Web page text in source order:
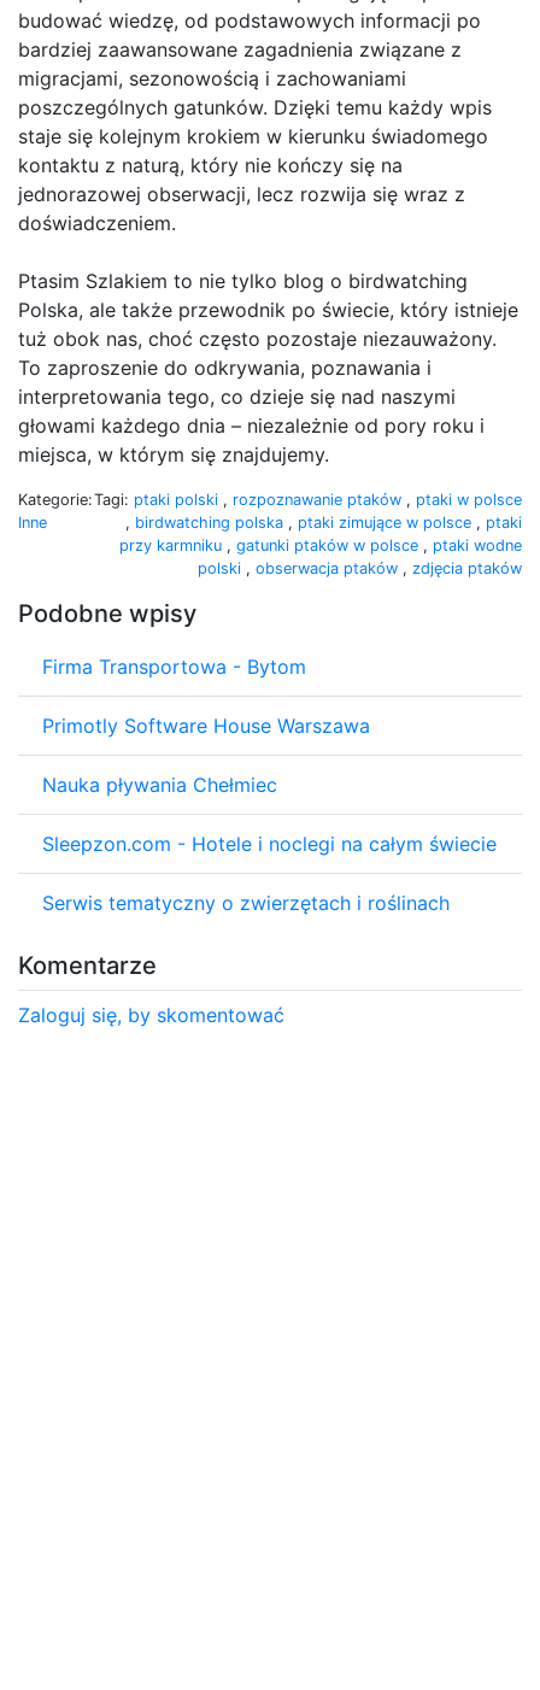
budować wiedzę, od podstawowych informacji po
bardziej zaawansowane zagadnienia związane z
migracjami, sezonowością i zachowaniami
poszczególnych gatunków. Dzięki temu każdy wpis
staje się kolejnym krokiem w kierunku świadomego
kontaktu z naturą, który nie kończy się na
jednorazowej obserwacji, lecz rozwija się wraz z
doświadczeniem.
Ptasim Szlakiem to nie tylko blog o birdwatching
Polska, ale także przewodnik po świecie, który istnieje
tuż obok nas, choć często pozostaje niezauważony.
To zaproszenie do odkrywania, poznawania i
interpretowania tego, co dzieje się nad naszymi
głowami każdego dnia – niezależnie od pory roku i
miejsca, w którym się znajdujemy.
Kategorie:
Inne
Tagi: ptaki polski , rozpoznawanie ptaków , ptaki w polsce
, birdwatching polska , ptaki zimujące w polsce , ptaki
przy karmniku , gatunki ptaków w polsce , ptaki wodne
polski , obserwacja ptaków , zdjęcia ptaków
Podobne wpisy
Firma Transportowa - Bytom
Primotly Software House Warszawa
Nauka pływania Chełmiec
Sleepzon.com - Hotele i noclegi na całym świecie
Serwis tematyczny o zwierzętach i roślinach
Komentarze
Zaloguj się, by skomentować